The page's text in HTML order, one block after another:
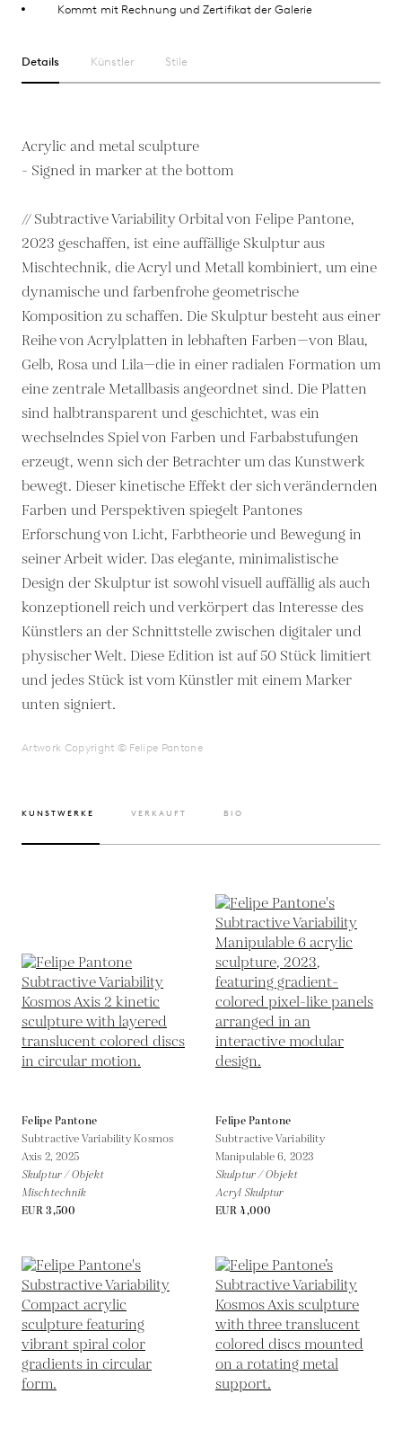
Kommt mit Rechnung und Zertifikat der Galerie
Details Künstler Stile
Acrylic and metal sculpture
- Signed in marker at the bottom
// Subtractive Variability Orbital von Felipe Pantone,
2023 geschaffen, ist eine auffällige Skulptur aus
Mischtechnik, die Acryl und Metall kombiniert, um eine
dynamische und farbenfrohe geometrische
Komposition zu schaffen. Die Skulptur besteht aus einer
Reihe von Acrylplatten in lebhaften Farben—von Blau,
Gelb, Rosa und Lila—die in einer radialen Formation um
eine zentrale Metallbasis angeordnet sind. Die Platten
sind halbtransparent und geschichtet, was ein
wechselndes Spiel von Farben und Farbabstufungen
erzeugt, wenn sich der Betrachter um das Kunstwerk
bewegt. Dieser kinetische Effekt der sich verändernden
Farben und Perspektiven spiegelt Pantones
Erforschung von Licht, Farbtheorie und Bewegung in
seiner Arbeit wider. Das elegante, minimalistische
Design der Skulptur ist sowohl visuell auffällig als auch
konzeptionell reich und verkörpert das Interesse des
Künstlers an der Schnittstelle zwischen digitaler und
physischer Welt. Diese Edition ist auf 50 Stück limitiert
und jedes Stück ist vom Künstler mit einem Marker
unten signiert.
Artwork Copyright © Felipe Pantone
KUNSTWERKE VERKAUFT BIO
Felipe Pantone
Subtractive Variability Kosmos
Axis 2, 2025
Skulptur / Objekt
Mischtechnik
EUR 3,500
Felipe Pantone
Subtractive Variability
Manipulable 6, 2023
Skulptur / Objekt
Acryl Skulptur
EUR 4,000